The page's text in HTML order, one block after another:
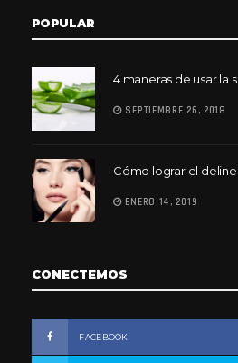
POPULAR
4 maneras de usar la
SEPTIEMBRE 26, 2018
Cómo lograr el
ENERO 14, 2019
CONECTEMOS
FACEBOOK